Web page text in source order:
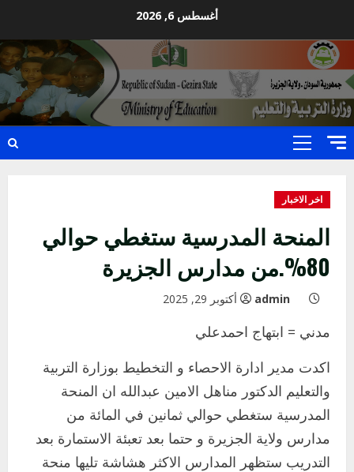
content
أغسطس 6, 2026
Primary
اخر الاخبار
المنحة المدرسية ستغطي حوالي
80%.من مدارس الجزيرة
admin أكتوبر 29, 2025
مدني = ابتهاج احمدعلي
اكدت مدير ادارة الاحصاء و التخطيط بوزارة التربية
والتعليم الدكتور مناهل الامين عبدالله ان المنحة
المدرسية ستغطي حوالي ثمانين في المائة من
مدارس ولاية الجزيرة و حتما بعد تعبئة الاستمارة بعد
التدريب ستظهر المدارس الاكثر هشاشة تليها منحة